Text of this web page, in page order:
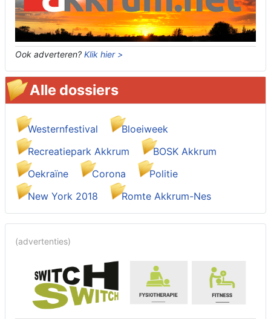
Ook adverteren? Klik hier >
Alle dossiers
Westernfestival
Bloeiweek
Recreatiepark Akkrum
BOSK Akkrum
Oekraïne
Corona
Politie
New York 2018
Romte Akkrum-Nes
(advertenties)